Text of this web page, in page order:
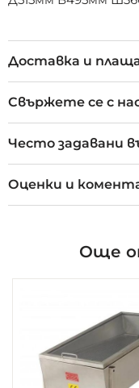
Доставка и
Свържете се с
Често задавани
Оценки и
Още